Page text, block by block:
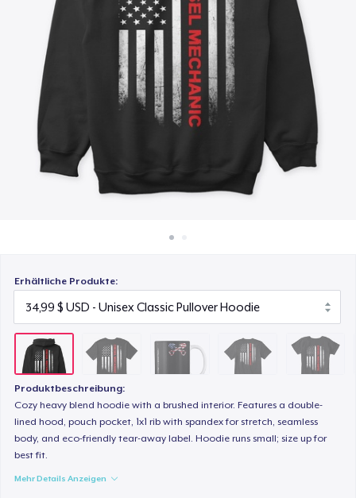
Überall verkaufen
Etwas verkaufen
Erhältliche Produkte:
Produktbeschreibung:
Cozy heavy blend hoodie with a brushed interior. Features a double-
lined hood, pouch pocket, 1x1 rib with spandex for stretch, seamless
body, and eco-friendly tear-away label. Hoodie runs small; size up for
best fit.
Mehr Details Anzeigen
Premium V-Neck Tee
Women's Comfort Tee
24,99 $
26,99 $
Premium V-Neck Tee
36,74 $